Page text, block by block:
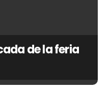
de la feria